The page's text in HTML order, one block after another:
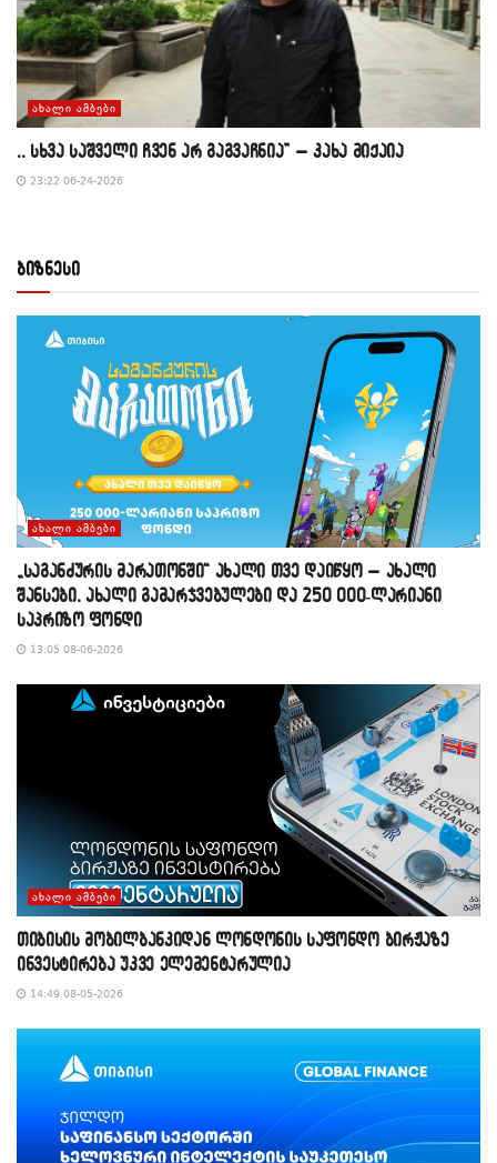
ᲐᲮᲐᲚᲘ ᲐᲛᲑᲔᲑᲘ
,, სხვა საშველი ჩვენ არ გაგვაჩნია” – კახა მიქაია
23:22 06-24-2026
ბიზნესი
ᲐᲮᲐᲚᲘ ᲐᲛᲑᲔᲑᲘ
„საგანძურის მარათონში“ ახალი თვე დაიწყო – ახალი
შანსები, ახალი გამარჯვებულები და 250 000-ლარიანი
საპრიზო ფონდი
13:05 08-06-2026
ᲐᲮᲐᲚᲘ ᲐᲛᲑᲔᲑᲘ
თიბისის მობილბანკიდან ლონდონის საფონდო ბირჟაზე
ინვესტირება უკვე ელემენტარულია
14:49 08-05-2026